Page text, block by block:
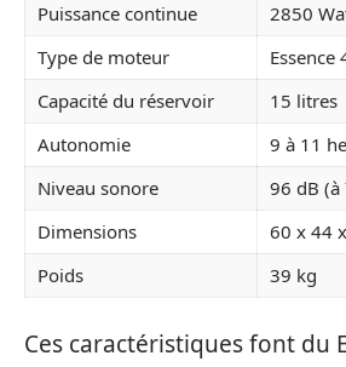
Puissance continue
2850
Type de moteur
Essence
Capacité du réservoir
15 litres
Autonomie
9 à 11
Niveau sonore
96 dB (à
Dimensions
60 x 44
Poids
39 kg
Ces caractéristiques font du